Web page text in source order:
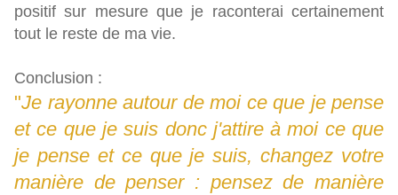
positif sur mesure que je raconterai certainement
tout le reste de ma vie.
Conclusion :
"Je rayonne autour de moi ce que je pense
et ce que je suis donc j'attire à moi ce que
je pense et ce que je suis, changez votre
manière de penser : pensez de manière